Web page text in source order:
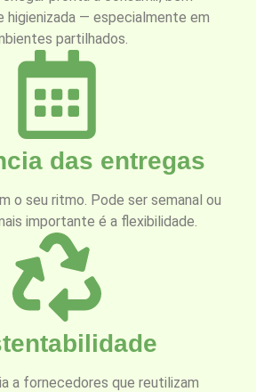
higienizada — especialmente em
partilhados.
das entregas
o seu ritmo. Pode ser semanal ou
importante é a flexibilidade.
a fornecedores que reutilizam